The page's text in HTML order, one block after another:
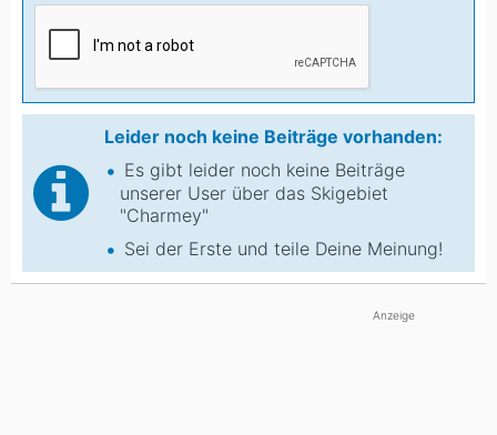
Leider noch keine Beiträge vorhanden:
Es gibt leider noch keine Beiträge
unserer User über das Skigebiet
"Charmey"
Sei der Erste und teile Deine Meinung!
Anzeige